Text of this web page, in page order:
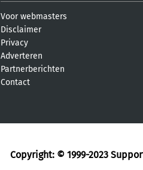
Voor webmasters
Disclaimer
Privacy
Adverteren
Partnerberichten
Contact
Copyright: © 1999-2023